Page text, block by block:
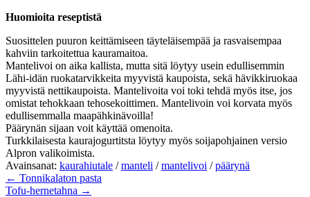
Huomioita reseptistä
Suosittelen puuron keittämiseen täyteläisempää ja rasvaisempaa
kahviin tarkoitettua kauramaitoa.
Mantelivoi on aika kallista, mutta sitä löytyy usein edullisemmin
Lähi-idän ruokatarvikkeita myyvistä kaupoista, sekä hävikkiruokaa
myyvistä nettikaupoista. Mantelivoita voi toki tehdä myös itse, jos
omistat tehokkaan tehosekoittimen. Mantelivoin voi korvata myös
edullisemmalla maapähkinävoilla!
Päärynän sijaan voit käyttää omenoita.
Turkkilaisesta kaurajogurtitsta löytyy myös soijapohjainen versio
Alpron valikoimista.
Avainsanat: kaurahiutale /manteli /mantelivoi /päärynä
← Tonnikalaton pasta
Tofu-hernetahna →